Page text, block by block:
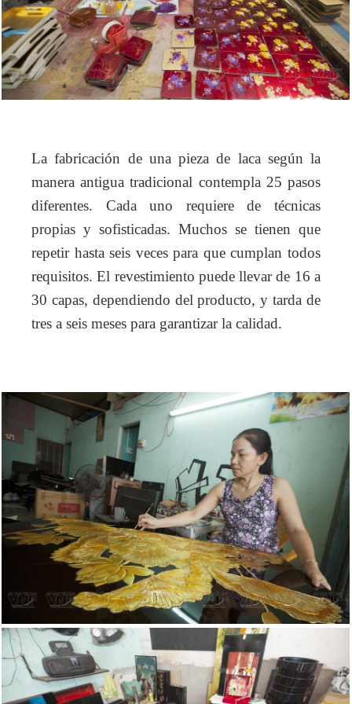
La fabricación de una pieza de laca según la
manera antigua tradicional contempla 25 pasos
diferentes. Cada uno requiere de técnicas
propias y sofisticadas. Muchos se tienen que
repetir hasta seis veces para que cumplan todos
requisitos. El revestimiento puede llevar de 16 a
30 capas, dependiendo del producto, y tarda de
tres a seis meses para garantizar la calidad.